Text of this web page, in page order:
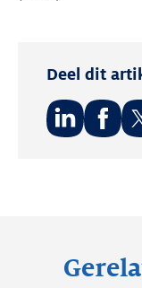
Deel dit